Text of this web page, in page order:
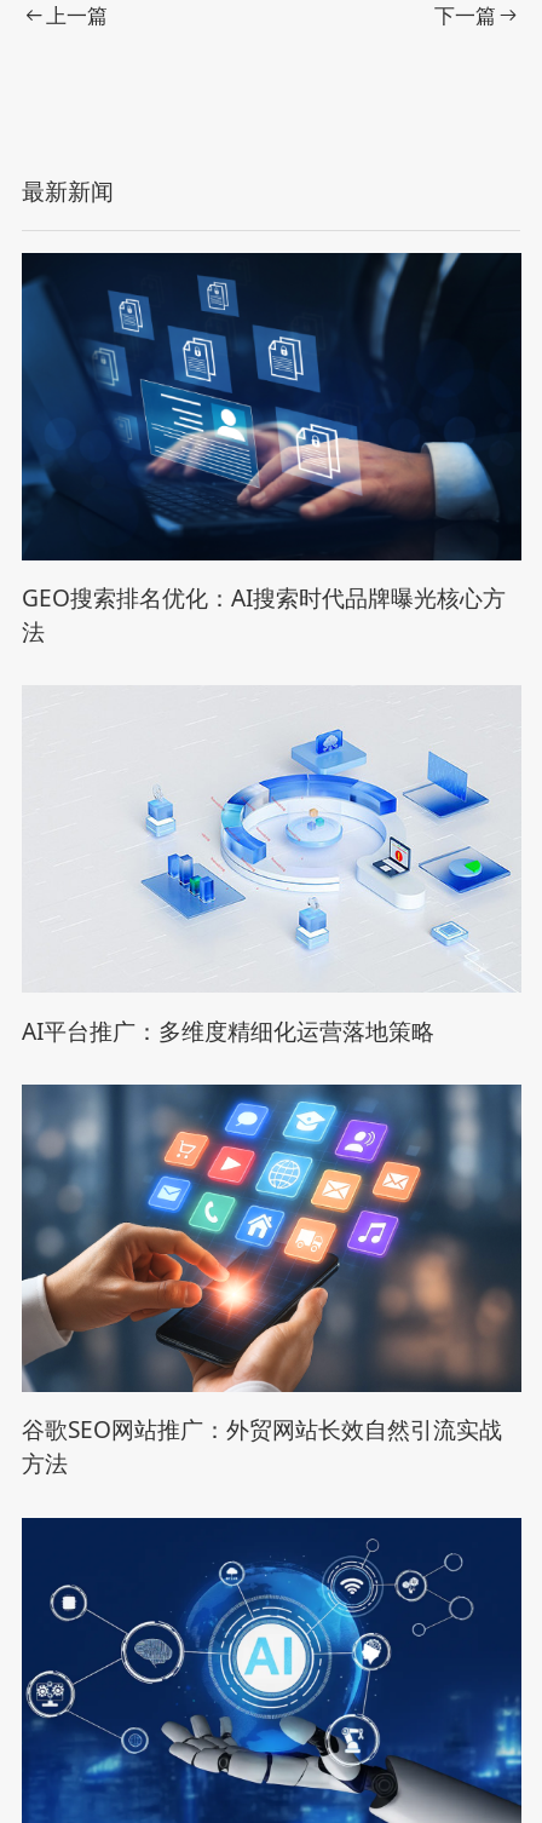
上一篇 下一篇
最新新闻
GEO搜索排名优化：AI搜索时代品牌曝光核心方
法
AI平台推广：多维度精细化运营落地策略
谷歌SEO网站推广：外贸网站长效自然引流实战
方法